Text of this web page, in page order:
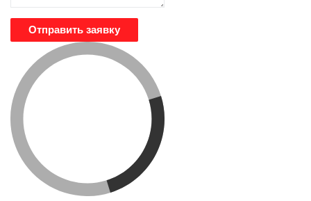
Отправить заявку